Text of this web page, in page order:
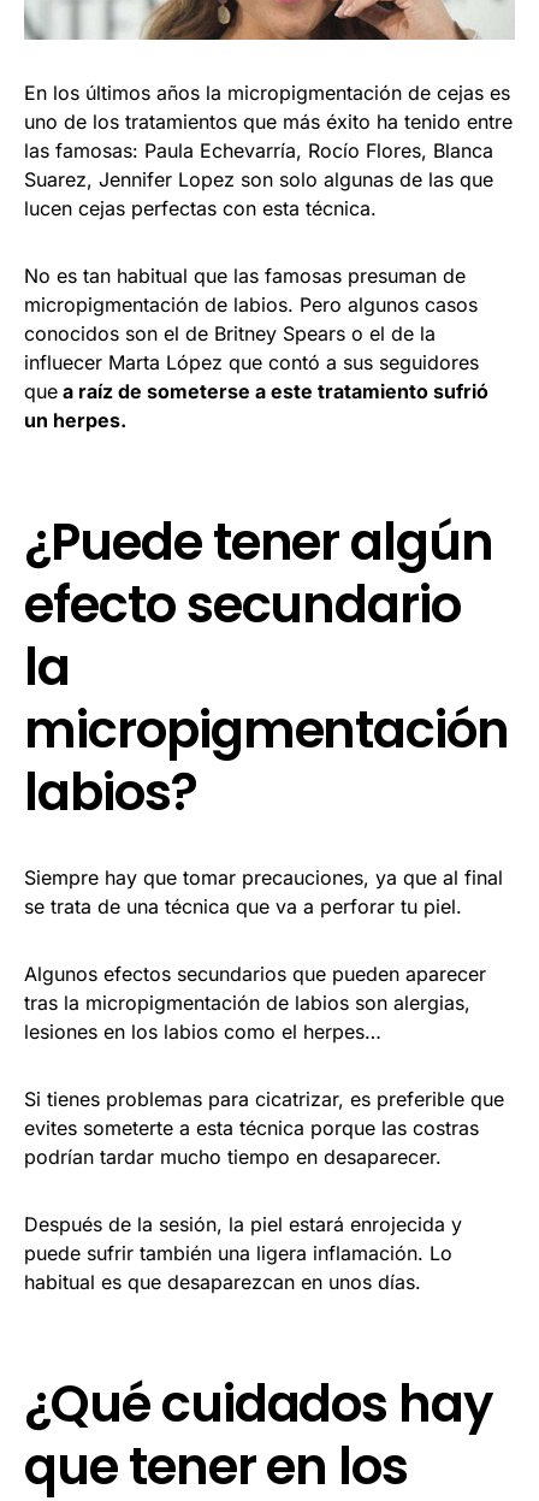
En los últimos años la micropigmentación de cejas es
uno de los tratamientos que más éxito ha tenido entre
las famosas: Paula Echevarría, Rocío Flores, Blanca
Suarez, Jennifer Lopez son solo algunas de las que
lucen cejas perfectas con esta técnica.
No es tan habitual que las famosas presuman de
micropigmentación de labios. Pero algunos casos
conocidos son el de Britney Spears o el de la
influecer Marta López que contó a sus seguidores
que a raíz de someterse a este tratamiento sufrió
un herpes.
¿Puede tener algún
efecto secundario
la
micropigmentación
labios?
Siempre hay que tomar precauciones, ya que al final
se trata de una técnica que va a perforar tu piel.
Algunos efectos secundarios que pueden aparecer
tras la micropigmentación de labios son alergias,
lesiones en los labios como el herpes…
Si tienes problemas para cicatrizar, es preferible que
evites someterte a esta técnica porque las costras
podrían tardar mucho tiempo en desaparecer.
Después de la sesión, la piel estará enrojecida y
puede sufrir también una ligera inflamación. Lo
habitual es que desaparezcan en unos días.
¿Qué cuidados hay
que tener en los